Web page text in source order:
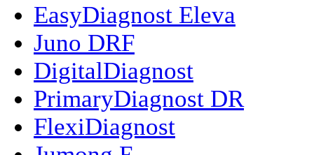
EasyDiagnost Eleva
Juno DRF
DigitalDiagnost
PrimaryDiagnost DR
FlexiDiagnost